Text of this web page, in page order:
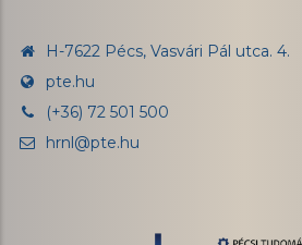
H-7622 Pécs, Vasvári Pál utca. 4.
pte.hu
(+36) 72 501 500
hrnl@pte.hu